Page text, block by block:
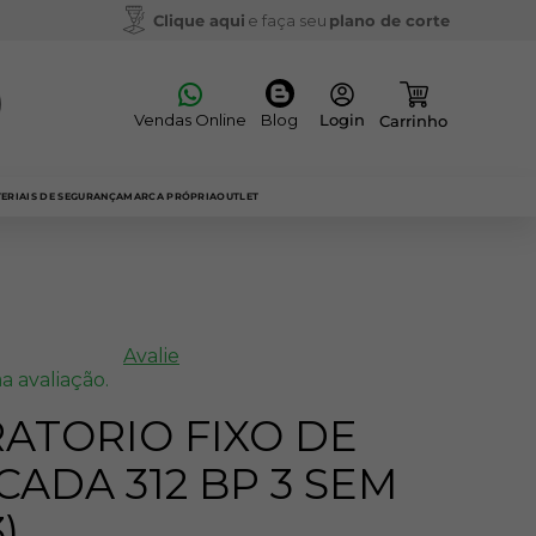
Clique aqui e faça seu plano de corte
Vendas Online Blog
DE SEGURANÇAMARCA PRÓPRIAOUTLET
avaliação.
Avalie
FIXO DE
312 BP 3 SEM